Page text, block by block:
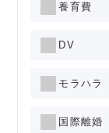
養育費
DV
モラハラ
国際離婚